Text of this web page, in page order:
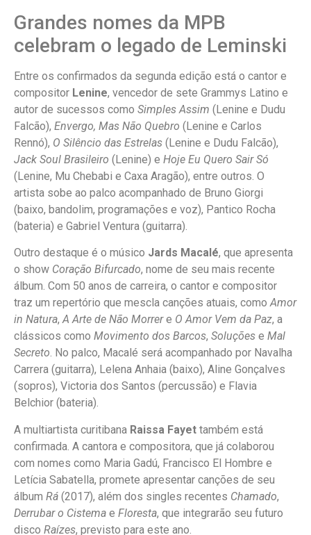
Grandes nomes da MPB
celebram o legado de Leminski
Entre os confirmados da segunda edição está o cantor e
compositor Lenine, vencedor de sete Grammys Latino e
autor de sucessos como Simples Assim (Lenine e Dudu
Falcão), Envergo, Mas Não Quebro (Lenine e Carlos
Rennó), O Silêncio das Estrelas (Lenine e Dudu Falcão),
Jack Soul Brasileiro (Lenine) e Hoje Eu Quero Sair Só
(Lenine, Mu Chebabi e Caxa Aragão), entre outros. O
artista sobe ao palco acompanhado de Bruno Giorgi
(baixo, bandolim, programações e voz), Pantico Rocha
(bateria) e Gabriel Ventura (guitarra).
Outro destaque é o músico Jards Macalé, que apresenta
o show Coração Bifurcado, nome de seu mais recente
álbum. Com 50 anos de carreira, o cantor e compositor
traz um repertório que mescla canções atuais, comoAmor
in Natura,A Arte de Não Morrere O Amor Vem da Paz, a
clássicos como Movimento dos Barcos, Soluções e Mal
Secreto. No palco, Macalé será acompanhado por Navalha
Carrera (guitarra), Lelena Anhaia (baixo), Aline Gonçalves
(sopros), Victoria dos Santos (percussão) e Flavia
Belchior (bateria).
A multiartista curitibana Raissa Fayet também está
confirmada. A cantora e compositora, que já colaborou
com nomes como Maria Gadú, Francisco El Hombre e
Letícia Sabatella, promete apresentar canções de seu
álbum Rá (2017), além dos singles recentes Chamado,
Derrubar o Cistema e Floresta, que integrarão seu futuro
disco Raízes, previsto para este ano.